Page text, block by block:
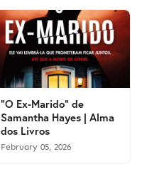
"O Ex-Marido" de
Samantha Hayes | Alma
dos Livros
February 05, 2026